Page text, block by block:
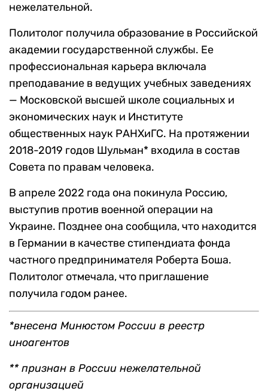
нежелательной.
Политолог получила образование в Российской
академии государственной службы. Ее
профессиональная карьера включала
преподавание в ведущих учебных заведениях
— Московской высшей школе социальных и
экономических наук и Институте
общественных наук РАНХиГС. На протяжении
2018-2019 годов Шульман* входила в состав
Совета по правам человека.
В апреле 2022 года она покинула Россию,
выступив против военной операции на
Украине. Позднее она сообщила, что находится
в Германии в качестве стипендиата фонда
частного предпринимателя Роберта Боша.
Политолог отмечала, что приглашение
получила годом ранее.
*внесена Минюстом России в реестр
иноагентов
** признан в России нежелательной
организацией